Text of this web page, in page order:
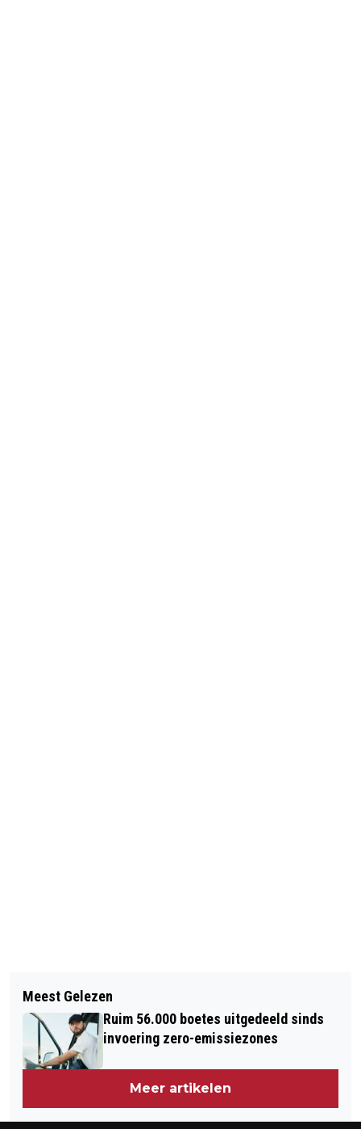
LANGE FILES NA ONGELUKKEN IN
DRUKKE OCHTENDSPITS
HANDEL IN BEDREIGDE DIEREN VIA
INTERNET GROEIT
Meest Gelezen
Ruim 56.000 boetes uitgedeeld sinds
invoering zero-emissiezones
Meer artikelen